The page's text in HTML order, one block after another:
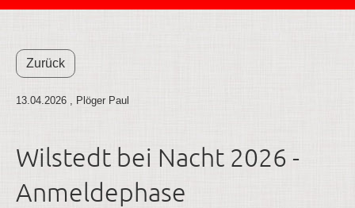
Zurück
13.04.2026 , Plöger Paul
Wilstedt bei Nacht 2026 -
Anmeldephase